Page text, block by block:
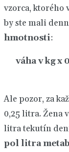
vzorca, ktorého
by ste mali
hmotnosti:
váha v kg x
Ale pozor, za
0,25 litra. Žena
litra tekutín
pol litra